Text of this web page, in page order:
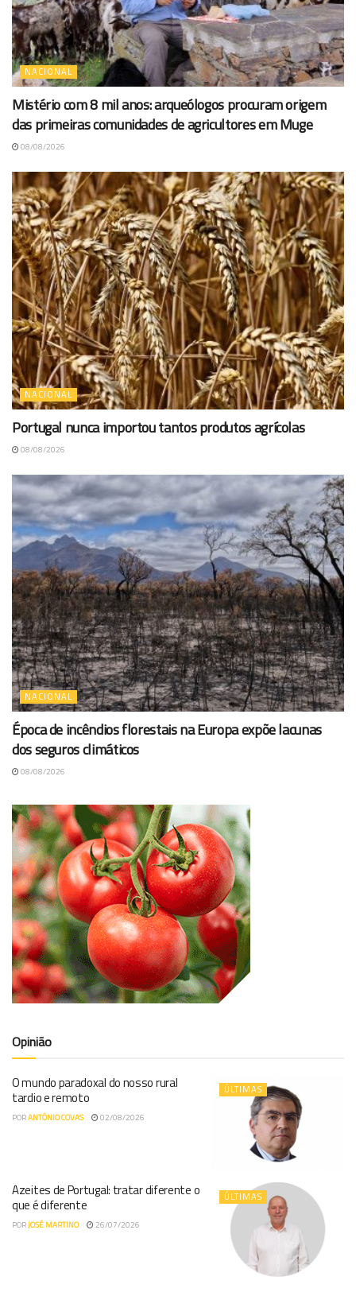
NACIONAL
Mistério com 8 mil anos: arqueólogos procuram origem
das primeiras comunidades de agricultores em Muge
08/08/2026
NACIONAL
Portugal nunca importou tantos produtos agrícolas
08/08/2026
NACIONAL
Época de incêndios florestais na Europa expõe lacunas
dos seguros climáticos
08/08/2026
Opinião
ÚLTIMAS
O mundo paradoxal do nosso rural
tardio e remoto
PORANTÓNIO COVAS 02/08/2026
ÚLTIMAS
Azeites de Portugal: tratar diferente o
que é diferente
PORJOSÉ MARTINO 26/07/2026